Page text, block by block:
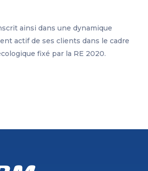
ainsi dans une dynamique
actif de ses clients dans le cadre
fixé par la RE 2020.